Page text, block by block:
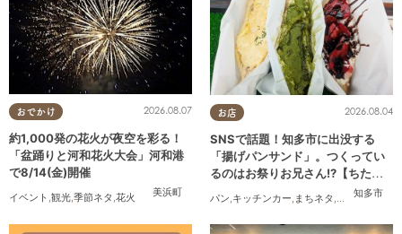
おでかけ
美浜町
2026.08.07
約1,000発の花火が夜空を彩る！
「盆踊りと河和花火大会」河和港
で8/14(金)開催
イベント 観光 季節ネタ 花火
お店
知多市
2026.08.04
SNSで話題！知多市に出没する
「揚げパンサンド」。つくってい
るのはお祭りお兄さん!?【ちたま
パン キッチンカー まちネタ ちたまる調査